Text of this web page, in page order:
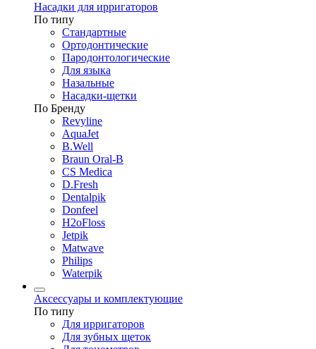
Насадки для ирригаторов
По типу
Стандартные
Ортодонтические
Пародонтологические
Для языка
Назальные
Насадки-щетки
По Бренду
Revyline
AquaJet
B.Well
Braun Oral-B
CS Medica
D.Fresh
Dentalpik
Donfeel
H2oFloss
Jetpik
Matwave
Philips
Waterpik
Аксессуары и комплектующие
По типу
Для ирригаторов
Для зубных щеток